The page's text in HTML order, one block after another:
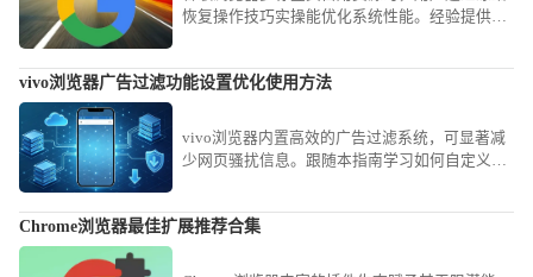
恢复操作技巧实操能优化系统性能。经验提供实
vivo浏览器广告过滤功能设置优化使用方法
vivo浏览器内置高效的广告过滤系统，可显著减
少网页骚扰信息。跟随本指南学习如何自定义拦
Chrome浏览器最佳扩展推荐合集